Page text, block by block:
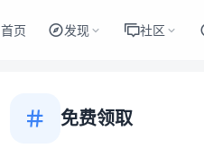
首页 发现 社区
免费领取